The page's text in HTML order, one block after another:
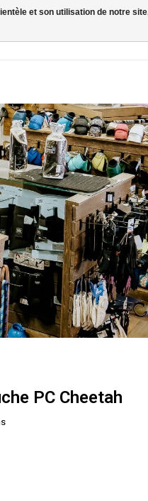
PC Cheetah
et son utilisation de notre